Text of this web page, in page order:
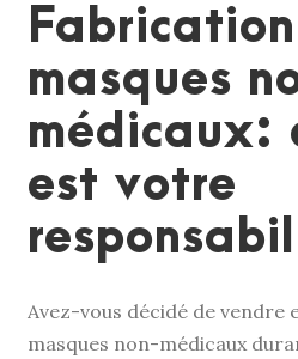
masques
médicaux:
est votre
Avez-vous décidé de
masques non-médicaux